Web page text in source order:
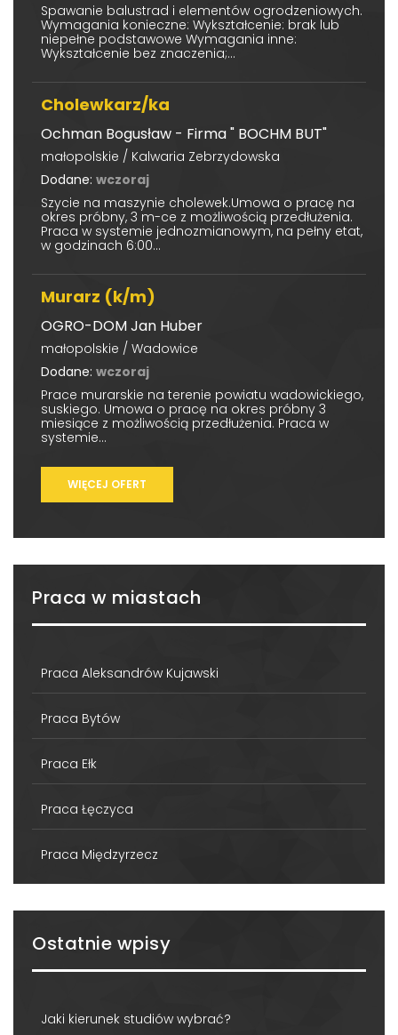
Spawanie balustrad i elementów ogrodzeniowych.
Wymagania konieczne: Wykształcenie: brak lub
niepełne podstawowe Wymagania inne:
Wykształcenie bez znaczenia;...
Cholewkarz/ka
Ochman Bogusław - Firma " BOCHM BUT"
małopolskie / Kalwaria Zebrzydowska
Dodane: wczoraj
Szycie na maszynie cholewek.Umowa o pracę na
okres próbny, 3 m-ce z możliwością przedłużenia.
Praca w systemie jednozmianowym, na pełny etat,
w godzinach 6:00...
Murarz (k/m)
OGRO-DOM Jan Huber
małopolskie / Wadowice
Dodane: wczoraj
Prace murarskie na terenie powiatu wadowickiego,
suskiego. Umowa o pracę na okres próbny 3
miesiące z możliwością przedłużenia. Praca w
systemie...
WIĘCEJ OFERT
Praca w miastach
Praca Aleksandrów Kujawski
Praca Bytów
Praca Ełk
Praca Łęczyca
Praca Międzyrzecz
Ostatnie wpisy
Jaki kierunek studiów wybrać?